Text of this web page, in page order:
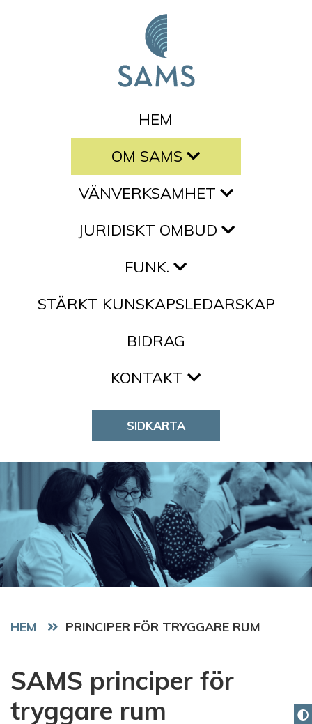
HEM
OM SAMS
VÄNVERKSAMHET
JURIDISKT OMBUD
FUNK.
STÄRKT KUNSKAPSLEDARSKAP
BIDRAG
KONTAKT
SIDKARTA
HEM PRINCIPER FÖR TRYGGARE RUM
SAMS principer för
tryggare rum